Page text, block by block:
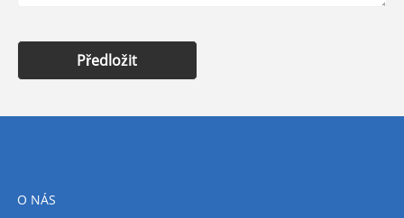
Předložit
O NÁS